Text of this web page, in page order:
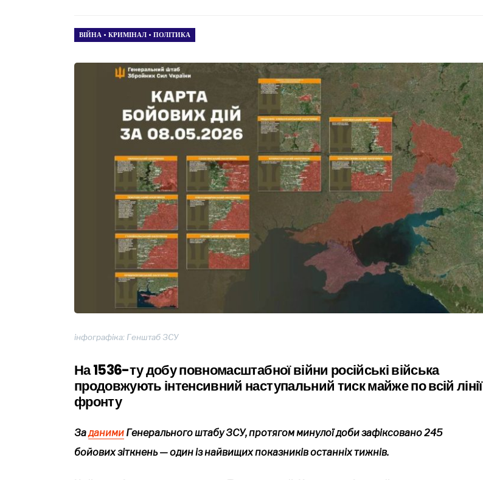
ВІЙНА • КРИМІНАЛ • ПОЛІТИКА
інфографіка: Генштаб ЗСУ
На 1536-ту добу повномасштабної війни російські війська
продовжують інтенсивний наступальний тиск майже по всій лінії
фронту
Заданими Генерального штабу ЗСУ, протягом минулої доби зафіксовано 245
бойових зіткнень — один із найвищих показників останніх тижнів.